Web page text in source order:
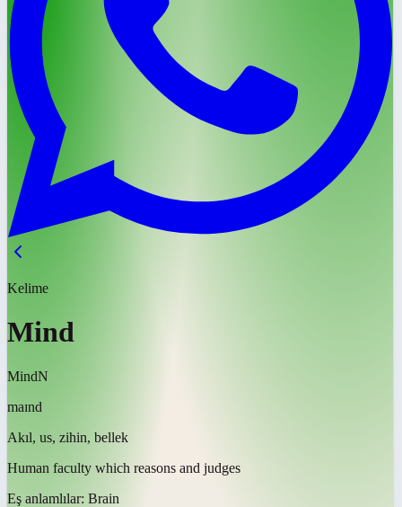
Kelime
Mind
MindN
maɪnd
Akıl, us, zihin, bellek
Human faculty which reasons and judges
Eş anlamlılar: Brain